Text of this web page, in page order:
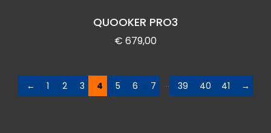
QUOOKER PRO3
€ 679,00
← 1 2 3 4 5 6 7 … 39 40 41 →